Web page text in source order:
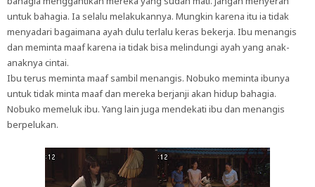
untuk bahagia. Ia selalu melakukannya. Mungkin karena itu ia tidak
menyadari bagaimana ayah dulu terlalu keras bekerja. Ibu menangis
dan meminta maaf karena ia tidak bisa melindungi ayah yang anak-
anaknya cintai.
Ibu terus meminta maaf sambil menangis. Nobuko meminta ibunya
untuk tidak minta maaf dan mereka berjanji akan hidup bahagia.
Nobuko memeluk ibu. Yang lain juga mendekati ibu dan menangis
berpelukan.